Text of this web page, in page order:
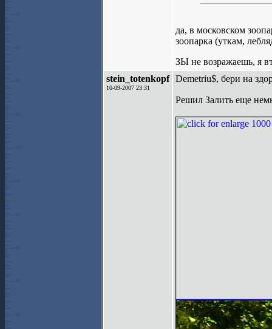
да, в московском
зоопарка (уткам,
ЗЫ не возражаешь, я
stein_totenkopf
10-09-2007 23:31
Demetriu$, бери на
Решил Залить еще